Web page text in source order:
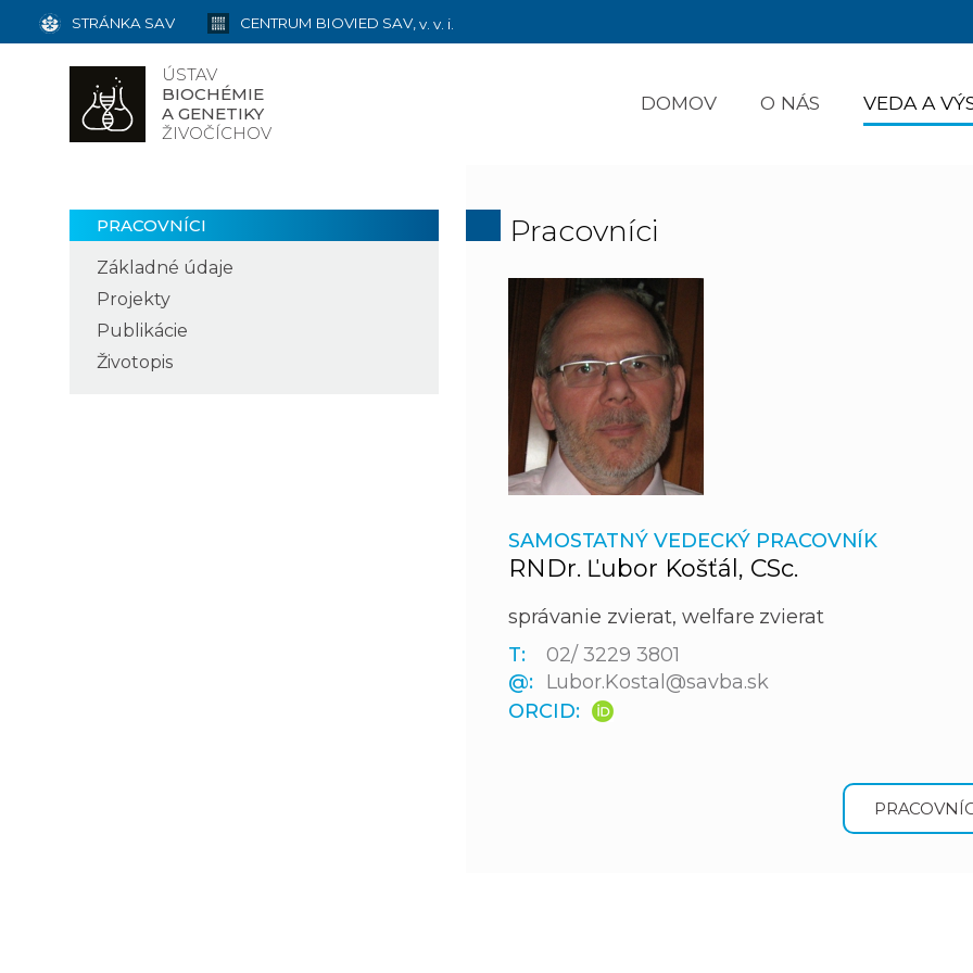
ÚSTAV
BIOCHÉMIE
A GENETIKY
ŽIVOČÍCHOV
DOMOV O NÁS VEDA A
STRÁNKA SAV CENTRUM BIOVIED SAV, v. v. i.
PRACOVNÍCI
Základné údaje
Projekty
Publikácie
Životopis
Pracovníci
SAMOSTATNÝ VEDECKÝ PRACOVNÍK
RNDr. Ľubor Košťál, CSc.
správanie zvierat, welfare zvierat
T:
02/ 3229 3801
@:
Lubor.Kostal@savba.sk
ORCID: